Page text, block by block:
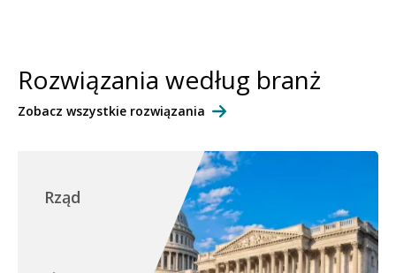
Rozwiązania według branż
Zobacz wszystkie rozwiązania
Rząd